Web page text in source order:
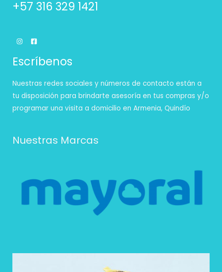
+57 316 329 1421
Escríbenos
Nuestras redes sociales y números de contacto están a
tu disposición para brindarte asesoría en tus compras y/o
programar una visita a domicilio en Armenia, Quindío
Nuestras Marcas